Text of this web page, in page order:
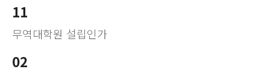
11
무역대학원 설립인가
02